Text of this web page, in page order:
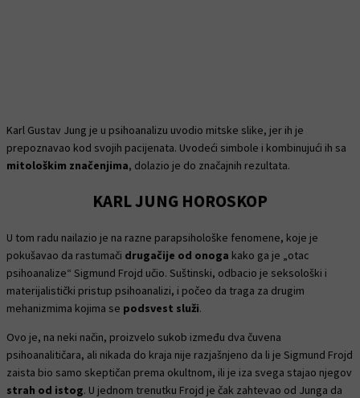
Karl Gustav Jung je u psihoanalizu uvodio mitske slike, jer ih je
prepoznavao kod svojih pacijenata. Uvodeći simbole i kombinujući ih sa
mitološkim značenjima, dolazio je do značajnih rezultata.
KARL JUNG HOROSKOP
U tom radu nailazio je na razne parapsihološke fenomene, koje je
pokušavao da rastumači drugačije od onoga kako ga je „otac
psihoanalize“ Sigmund Frojd učio. Suštinski, odbacio je seksološki i
materijalistički pristup psihoanalizi, i počeo da traga za drugim
mehanizmima kojima se podsvest služi.
Ovo je, na neki način, proizvelo sukob između dva čuvena
psihoanalitičara, ali nikada do kraja nije razjašnjeno da li je Sigmund Frojd
zaista bio samo skeptičan prema okultnom, ili je iza svega stajao njegov
strah od istog. U jednom trenutku Frojd je čak zahtevao od Junga da